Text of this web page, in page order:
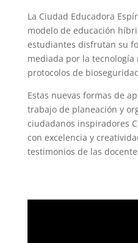
La Ciudad Educadora
modelo de educación
estudiantes disfrutan su
mediada por la tecnología
protocolos de
Estas nuevas formas de
trabajo de planeación y
ciudadanos inspiradores
con excelencia y
testimonios de las